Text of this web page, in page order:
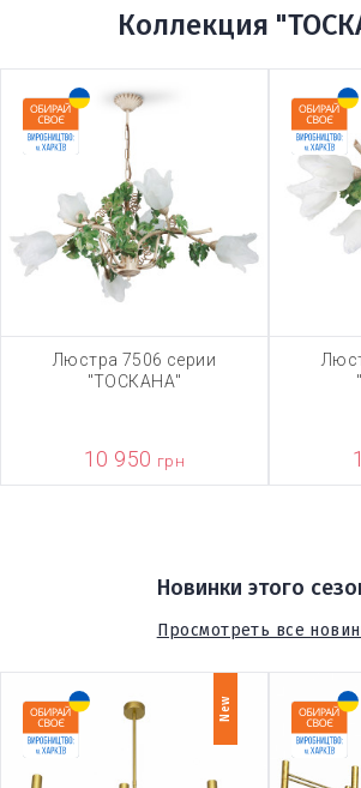
Коллекция
Люстра 7506 серии
"ТОСКАНА"
10 950 грн
Новинки этого
Просмотреть все
New